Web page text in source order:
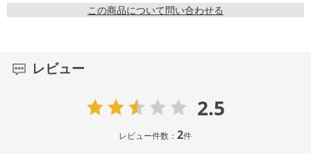
この商品について問い合わせる
レビュー
2.5
レビュー件数：2件